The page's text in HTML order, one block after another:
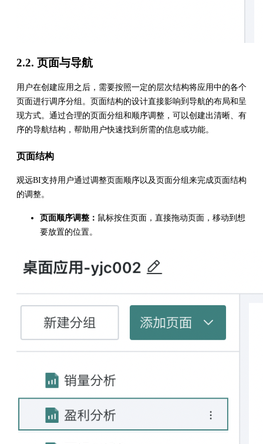
2.2. 页面与导航
用户在创建应用之后，需要按照一定的层次结构将应用中的各个
页面进行调序分组。页面结构的设计直接影响到导航的布局和呈
现方式。通过合理的页面分组和顺序调整，可以创建出清晰、有
序的导航结构，帮助用户快速找到所需的信息或功能。
页面结构
观远BI支持用户通过调整页面顺序以及页面分组来完成页面结构
的调整。
页面顺序调整： 鼠标按住页面，直接拖动页面，移动到想
要放置的位置。